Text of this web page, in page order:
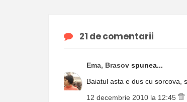
21 de comentarii
Ema, Brasov spunea...
Baiatul asta e dus cu sorcova,
12 decembrie 2010 la 12:45